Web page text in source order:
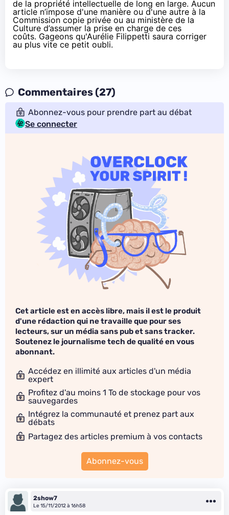
de la propriété intellectuelle de long en large. Aucun
article n’impose d'une manière ou d'une autre à la
Commission copie privée ou au ministère de la
Culture d’assumer la prise en charge de ces
coûts. Gageons qu'Aurélie Filippetti saura corriger
au plus vite ce petit oubli.
Commentaires (27)
Abonnez-vous pour prendre part au débat
Se connecter
Cet article est en accès libre, mais il est le produit
d'une rédaction qui ne travaille que pour ses
lecteurs, sur un média sans pub et sans tracker.
Soutenez le journalisme tech de qualité en vous
abonnant.
Accédez en illimité aux articles d'un média
expert
Profitez d'au moins 1 To de stockage pour vos
sauvegardes
Intégrez la communauté et prenez part aux
débats
Partagez des articles premium à vos contacts
Abonnez-vous
2show7
Le 15/11/2012 à 16h58